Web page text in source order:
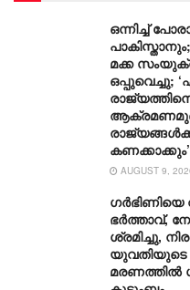
ഒന്നിച്ച്
മക്ക
ഒപ്പുവെച്ചു;
കണക്കാക്കും’
AUGUST 9,
ഭര്‍ത്താവ്,
ശ്രമിച്ചു,
യുവതിയുടെ